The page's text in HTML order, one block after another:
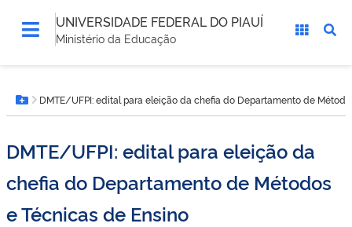
UNIVERSIDADE FEDERAL DO PIAUÍ
Ministério da Educação
está
aqui:Botão Menu
DMTE/UFPI: edital para eleição da chefia do Departamento de
DMTE/UFPI: edital para eleição da
chefia do Departamento de Métodos
e Técnicas de Ensino